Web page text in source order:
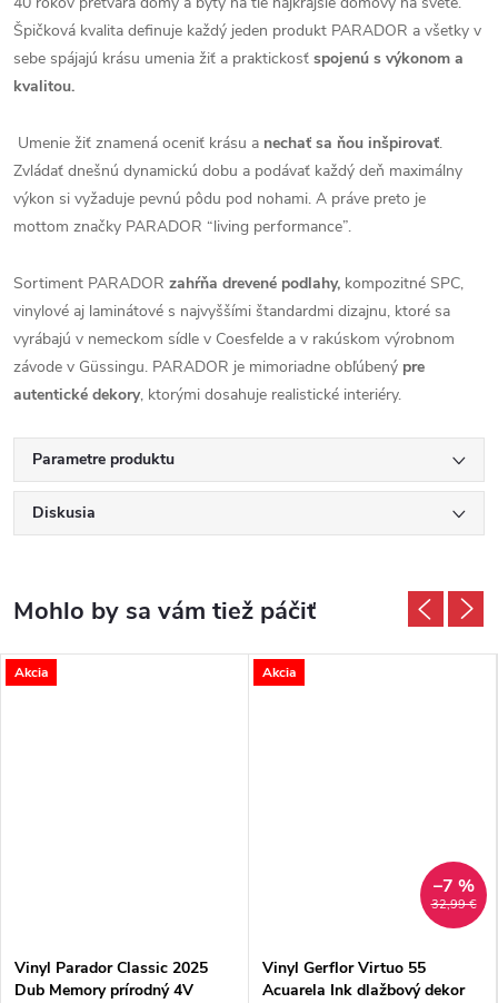
Špičková kvalita definuje každý jeden produkt PARADOR a všetky v
sebe spájajú krásu umenia žiť a praktickosť spojenú s výkonom a
kvalitou.
Umenie žiť znamená oceniť krásu a nechať sa ňou inšpirovať.
Zvládať dnešnú dynamickú dobu a podávať každý deň maximálny
výkon si vyžaduje pevnú pôdu pod nohami. A práve preto je
mottom značky PARADOR “living performance”.
Sortiment PARADOR zahŕňa drevené podlahy, kompozitné SPC,
vinylové aj laminátové s najvyššími štandardmi dizajnu, ktoré sa
vyrábajú v nemeckom sídle v Coesfelde a v rakúskom výrobnom
závode v Güssingu. PARADOR je mimoriadne obľúbený pre
autentické dekory, ktorými dosahuje realistické interiéry.
Parametre produktu
Diskusia
Akcia
Vinyl Parador Classic 2025
Dub Memory prírodný 4V
Akcia
32,99 €
–7 %
Vinyl Gerflor Virtuo 55
Acuarela Ink dlažbový dekor